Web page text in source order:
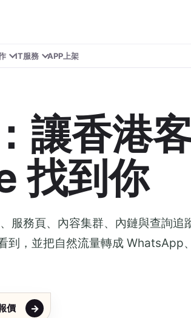
IT服務 APP上架
讓香港
找到你
服務頁、內容集群、內鏈與查詢追
到，並把自然流量轉成 WhatsApp
價